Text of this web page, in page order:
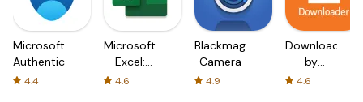
Microsoft
Authenticator
4.4
Microsoft
Excel:
Spreadsheets
4.6
Blackmagic
Camera
4.9
Downloader
by
AFTVnews
4.6